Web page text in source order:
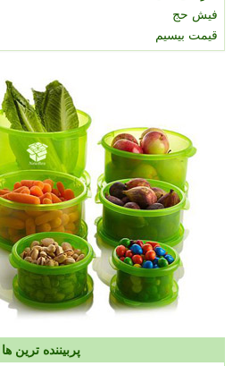
فیش حج
قیمت بیسیم
پربیننده ترین ها